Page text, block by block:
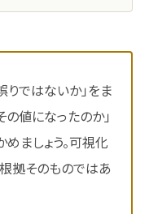
りではないか」をま
値になったのか」
ましょう。可視化
拠そのものではあ